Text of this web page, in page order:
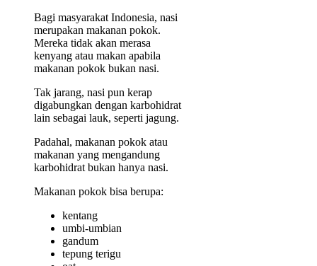
Bagi masyarakat Indonesia, nasi
merupakan makanan pokok.
Mereka tidak akan merasa
kenyang atau makan apabila
makanan pokok bukan nasi.
Tak jarang, nasi pun kerap
digabungkan dengan karbohidrat
lain sebagai lauk, seperti jagung.
Padahal, makanan pokok atau
makanan yang mengandung
karbohidrat bukan hanya nasi.
Makanan pokok bisa berupa:
kentang
umbi-umbian
gandum
tepung terigu